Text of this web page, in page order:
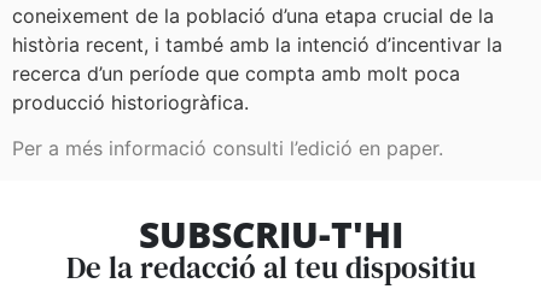
coneixement de la població d’una etapa crucial de la
història recent, i també amb la intenció d’incentivar la
recerca d’un període que compta amb molt poca
producció historiogràfica.
Per a més informació consulti l’edició en paper.
SUBSCRIU-T'HI
De la redacció al teu dispositiu